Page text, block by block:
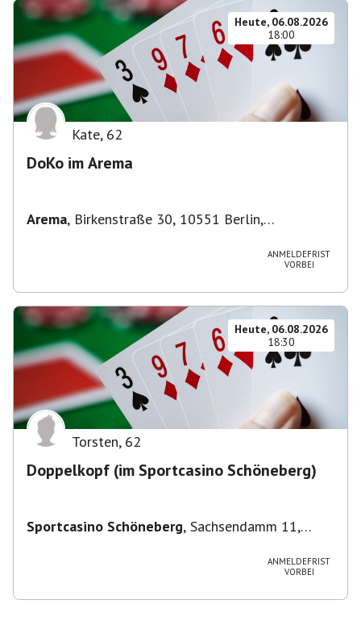
Heute, 06.08.2026
18:00
Kate, 62
DoKo im Arema
Arema, Birkenstraße 30, 10551 Berlin,
ANMELDEFRIST
VORBEI
Heute, 06.08.2026
18:30
Torsten, 62
Doppelkopf (im Sportcasino Schöneberg)
Sportcasino Schöneberg, Sachsendamm 11,
ANMELDEFRIST
VORBEI